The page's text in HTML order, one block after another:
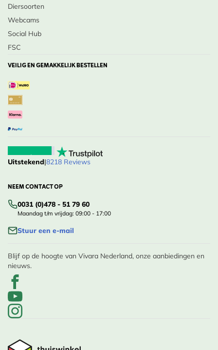
Diersoorten
Webcams
Social Hub
FSC
VEILIG EN GEMAKKELIJK BESTELLEN
Uitstekend|8218 Reviews
NEEM CONTACT OP
0031 (0)478 - 51 79 60
Maandag t/m vrijdag: 09:00 - 17:00
Stuur een e-mail
Blijf op de hoogte van Vivara Nederland, onze aanbiedingen en
nieuws.